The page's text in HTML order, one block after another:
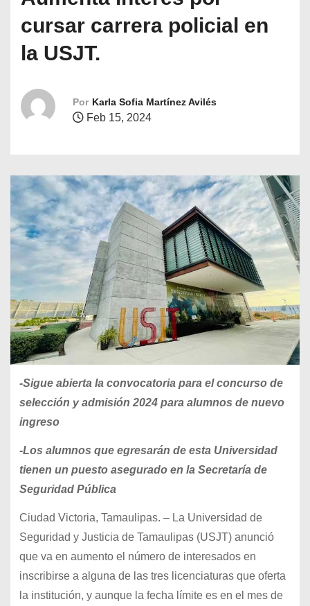
cursar carrera policial en
la USJT.
Por Karla Sofia Martínez Avilés
Feb 15, 2024
-Sigue abierta la convocatoria para el concurso de
selección y admisión 2024 para alumnos de nuevo
ingreso
-Los alumnos que egresarán de esta Universidad
tienen un puesto asegurado en la Secretaría de
Seguridad Pública
Ciudad Victoria, Tamaulipas. – La Universidad de
Seguridad y Justicia de Tamaulipas (USJT) anunció
que va en aumento el número de interesados en
inscribirse a alguna de las tres licenciaturas que oferta
la institución, y aunque la fecha límite es en el mes de